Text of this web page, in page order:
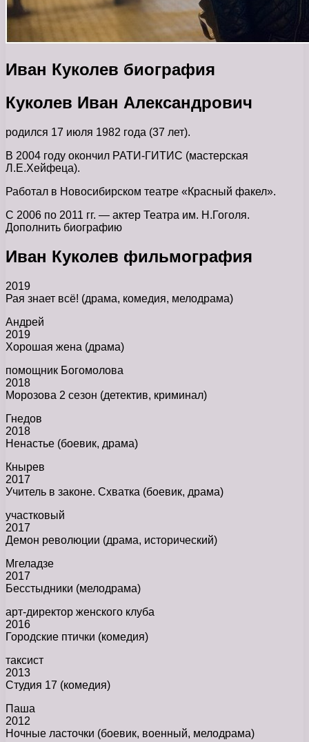
Иван Куколев биография
Куколев Иван Александрович
родился 17 июля 1982 года (37 лет).
В 2004 году окончил РАТИ-ГИТИС (мастерская
Л.Е.Хейфеца).
Работал в Новосибирском театре «Красный факел».
С 2006 по 2011 гг. — актер Театра им. Н.Гоголя.
Дополнить биографию
Иван Куколев фильмография
2019
Рая знает всё! (драма, комедия, мелодрама)
Андрей
2019
Хорошая жена (драма)
помощник Богомолова
2018
Морозова 2 сезон (детектив, криминал)
Гнедов
2018
Ненастье (боевик, драма)
Кнырев
2017
Учитель в законе. Схватка (боевик, драма)
участковый
2017
Демон революции (драма, исторический)
Мгеладзе
2017
Бесстыдники (мелодрама)
арт-директор женского клуба
2016
Городские птички (комедия)
таксист
2013
Студия 17 (комедия)
Паша
2012
Ночные ласточки (боевик, военный, мелодрама)